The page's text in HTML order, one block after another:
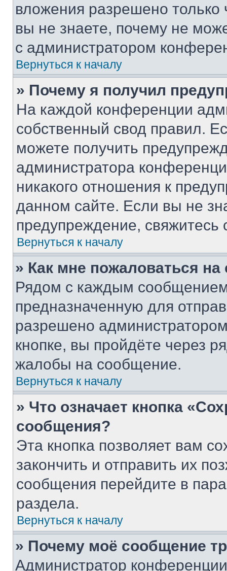
вложения разрешено
вы не знаете, почему не
с администратором
Вернуться к началу
» Почему я получил
На каждой конференции
собственный свод правил.
можете получить
администратора
никакого отношения к
данном сайте. Если вы не
предупреждение,
Вернуться к началу
» Как мне пожаловаться
Рядом с каждым сообщением
предназначенную для
разрешено
кнопке, вы пройдёте через
жалобы на сообщение.
Вернуться к началу
» Что означает кнопка
сообщения?
Эта кнопка позволяет вам
закончить и отправить их
сообщения перейдите в
раздела.
Вернуться к началу
» Почему моё сообщение
Администратор